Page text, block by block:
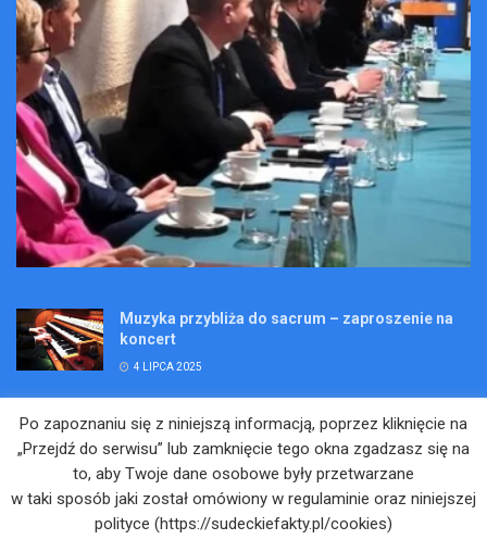
Muzyka przybliża do sacrum – zaproszenie na
koncert
4 LIPCA 2025
Kopalniane Ekspedycje
Adam Maciejczyk: „Chcemy przełamywać
bariery. Nie tylko bólu…”
Po zapoznaniu się z niniejszą informacją, poprzez kliknięcie na
„Przejdź do serwisu” lub zamknięcie tego okna zgadzasz się na
to, aby Twoje dane osobowe były przetwarzane
w taki sposób jaki został omówiony w regulaminie oraz niniejszej
polityce (https://sudeckiefakty.pl/cookies)